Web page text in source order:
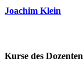
Joachim Klein
Kurse des Dozenten